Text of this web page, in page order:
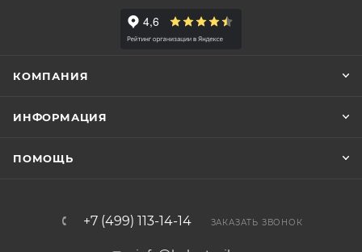
КОМПАНИЯ
ИНФОРМАЦИЯ
ПОМОЩЬ
+7 (499) 113-14-14 ЗАКАЗАТЬ ЗВОНОК